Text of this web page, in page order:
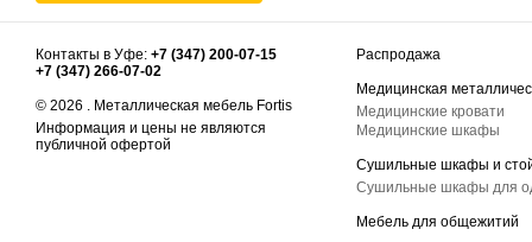
Контакты в Уфе: +7 (347) 200-07-15
+7 (347) 266-07-02
© 2026 . Металлическая мебель Fortis
Информация и цены не являются
публичной офертой
Распродажа
Медицинская
Медицинские кровати
Медицинские шкафы
Сушильные шкафы и
Сушильные шкафы для
Мебель для общежитий